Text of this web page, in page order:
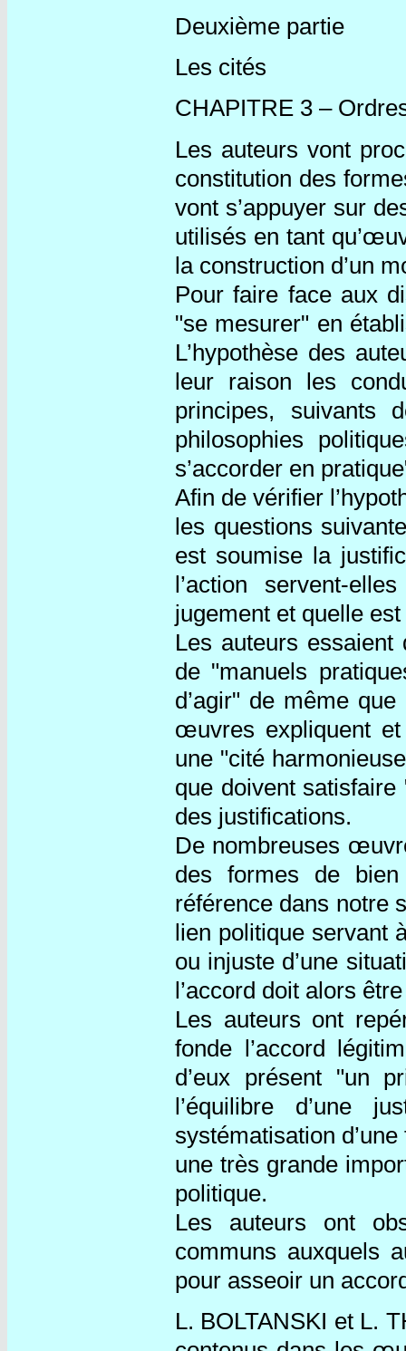
Deuxième partie
Les cités
CHAPITRE 3 –
Les auteurs vont
constitution des
vont s’appuyer sur
utilisés en tant
la construction d’un
Pour faire face aux
"se mesurer" en
L’hypothèse des
leur raison les
principes, suivants
philosophies
s’accorder en
Afin de vérifier
les questions
est soumise la
l’action servent-
jugement et quelle
Les auteurs essaient
de "manuels
d’agir" de même
œuvres expliquent et
une "cité
que doivent
des justifications.
De nombreuses
des formes de
référence dans notre
lien politique servant
ou injuste d’une
l’accord doit alors
Les auteurs ont
fonde l’accord
d’eux présent "un
l’équilibre d’une
systématisation
une très grande
politique.
Les auteurs ont
communs auxquels
pour asseoir un
L. BOLTANSKI et L.